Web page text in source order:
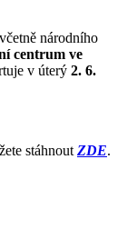
národního
centrum ve
v úterý 2. 6.
stáhnout ZDE.